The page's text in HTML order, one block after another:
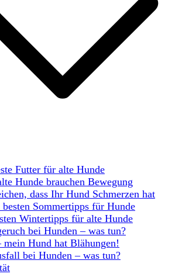
Futter für alte Hunde
Hunde brauchen Bewegung
dass Ihr Hund Schmerzen hat
Sommertipps für Hunde
Wintertipps für alte Hunde
bei Hunden – was tun?
Hund hat Blähungen!
bei Hunden – was tun?